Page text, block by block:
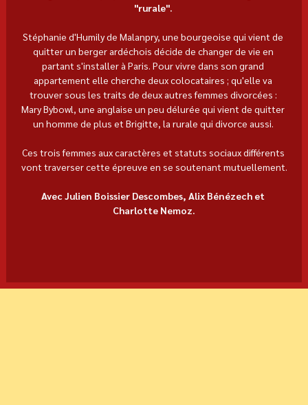
"rurale".
Stéphanie d'Humily de Malanpry, une bourgeoise qui vient de
quitter un berger ardéchois décide de changer de vie en
partant s'installer à Paris. Pour vivre dans son grand
appartement elle cherche deux colocataires ; qu'elle va
trouver sous les traits de deux autres femmes divorcées :
Mary Bybowl, une anglaise un peu délurée qui vient de quitter
un homme de plus et Brigitte, la rurale qui divorce aussi.
Ces trois femmes aux caractères et statuts sociaux différents
vont traverser cette épreuve en se soutenant mutuellement.
Avec Julien Boissier Descombes, Alix Bénézech et
Charlotte Nemoz.